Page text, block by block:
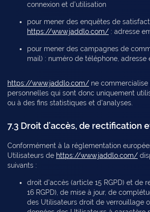
connexion et d’utilisation
pour mener des enquêtes de
https://www.jaddlo.com/ : adresse
pour mener des campagnes de
mail) : numéro de téléphone, adresse
https://www.jaddlo.com/ ne
personnelles qui sont donc uniquement
ou à des fins statistiques et d’analyses.
7.3 Droit d’accès, de rectification
Conformément à la réglementation
Utilisateurs de https://www.jaddlo.com/
suivants :
droit d’accès (article 15 RGPD) et de
16 RGPD), de mise à jour, de
des Utilisateurs droit de verrouillage